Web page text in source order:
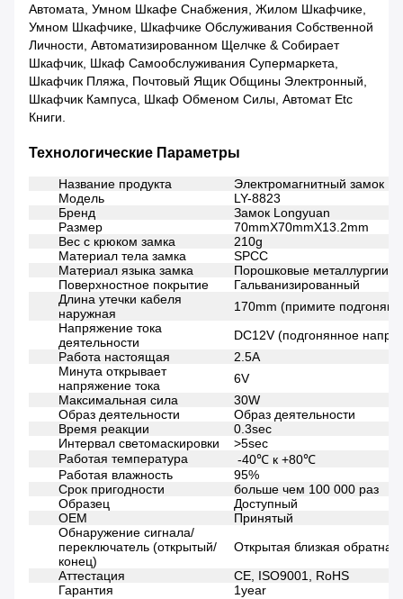
Автомата, Умном Шкафе Снабжения, Жилом Шкафчике,
Умном Шкафчике, Шкафчике Обслуживания Собственной
Личности, Автоматизированном Щелчке & Собирает
Шкафчик, Шкаф Самообслуживания Супермаркета,
Шкафчик Пляжа, Почтовый Ящик Общины Электронный,
Шкафчик Кампуса, Шкаф Обменом Силы, Автомат Etc
Книги.
Технологические Параметры
Название продукта
Электромагнитный замок
Модель
LY-8823
Бренд
Замок Longyuan
Размер
70mmX70mmX13.2mm
Вес с крюком замка
210g
Материал тела замка
SPCC
Материал языка замка
Порошковые металлургии
Поверхностное покрытие
Гальванизированный
Длина утечки кабеля
наружная
170mm (примите
Напряжение тока
деятельности
DC12V (подгонянное
Работа настоящая
2.5A
Минута открывает
напряжение тока
6V
Максимальная сила
30W
Образ деятельности
Образ деятельности
Время реакции
0.3sec
Интервал светомаскировки
>5sec
Работая температура
-40℃ к +80℃
Работая влажность
95%
Срок пригодности
больше чем 100 000 раз
Образец
Доступный
OEM
Принятый
Обнаружение сигнала/
переключатель (открытый/
конец)
Открытая близкая
Аттестация
CE, ISO9001, RoHS
Гарантия
1year